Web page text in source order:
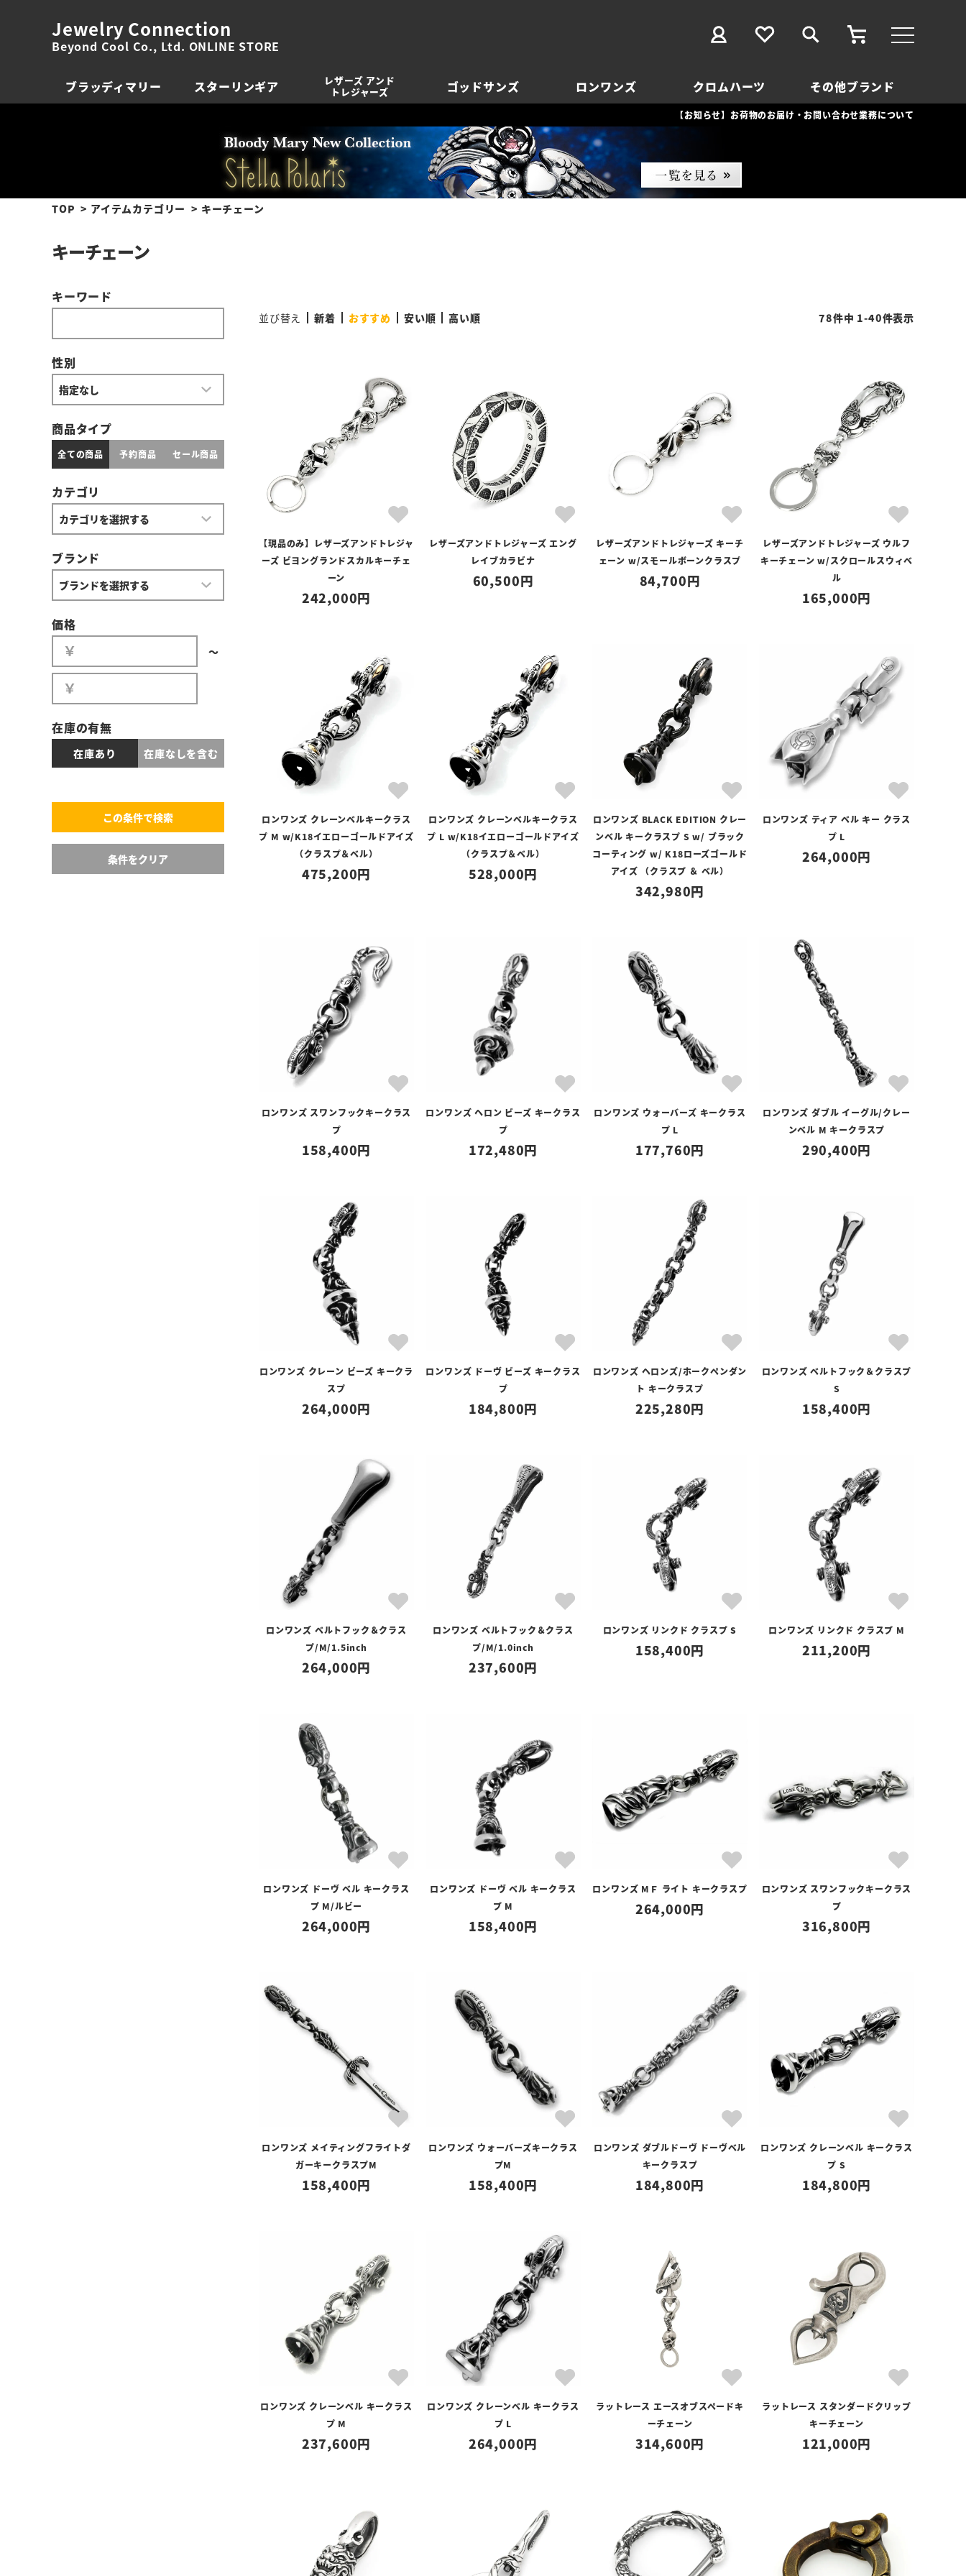
Jewelry Connection
Beyond Cool Co., Ltd. ONLINE STORE
ブラッディマリー スターリンギア
レザーズ アンド
トレジャーズ
ゴッドサンズ ロンワンズ クロムハーツ その他ブランド
【お知らせ】お荷物のお届け・お問い合わせ業務について
TOP アイテムカテゴリー キーチェーン
キーチェーン
キーワード
性別
商品タイプ
全ての商品 予約商品 セール商品
カテゴリ
ブランド
価格
〜
在庫の有無
在庫あり 在庫なしを含む
並び替え 新着 おすすめ 安い順 高い順 78件中 1-40件表示
【現品のみ】レザーズアンドトレジャ
ーズ ビヨングランドスカルキーチェ
ーン
242,000
レザーズアンドトレジャーズ エング
レイブカラビナ
60,500
レザーズアンドトレジャーズ キーチ
ェーン w/スモールボーンクラスプ
84,700
レザーズアンドトレジャーズ ウルフ
キーチェーン w/スクロールスウィベ
ル
165,000
ロンワンズ クレーンベルキークラス
プ M w/K18イエローゴールドアイズ
（クラスプ＆ベル）
475,200
ロンワンズ クレーンベルキークラス
プ L w/K18イエローゴールドアイズ
（クラスプ＆ベル）
528,000
ロンワンズ BLACK EDITION クレー
ンベル キークラスプ S w/ ブラック
コーティング w/ K18ローズゴールド
アイズ （クラスプ ＆ ベル）
342,980
ロンワンズ ティア ベル キー クラス
プ L
264,000
ロンワンズ スワンフックキークラス
プ
158,400
ロンワンズ ヘロン ビーズ キークラス
プ
172,480
ロンワンズ ウォーバーズ キークラス
プ L
177,760
ロンワンズ ダブル イーグル/クレー
ンベル M キークラスプ
290,400
ロンワンズ クレーン ビーズ キークラ
スプ
264,000
ロンワンズ ドーヴ ビーズ キークラス
プ
184,800
ロンワンズ ヘロンズ/ホークペンダン
ト キークラスプ
225,280
ロンワンズ ベルトフック＆クラスプ
S
158,400
ロンワンズ ベルトフック＆クラス
プ/M/1.5inch
264,000
ロンワンズ ベルトフック＆クラス
プ/M/1.0inch
237,600
ロンワンズ リンクド クラスプ S
158,400
ロンワンズ リンクド クラスプ M
211,200
ロンワンズ ドーヴ ベル キークラス
プ M/ルビー
264,000
ロンワンズ ドーヴ ベル キークラス
プ M
158,400
ロンワンズ MＦ ライト キークラスプ
264,000
ロンワンズ スワンフックキークラス
プ
316,800
ロンワンズ メイティングフライトダ
ガーキークラスプM
158,400
ロンワンズ ウォーバーズキークラス
プM
158,400
ロンワンズ ダブルドーヴ ドーヴベル
キークラスプ
184,800
ロンワンズ クレーンベル キークラス
プ S
184,800
ロンワンズ クレーンベル キークラス
プ M
237,600
ロンワンズ クレーンベル キークラス
プ L
264,000
ラットレース エースオブスペードキ
ーチェーン
314,600
ラットレース スタンダードクリップ
キーチェーン
121,000